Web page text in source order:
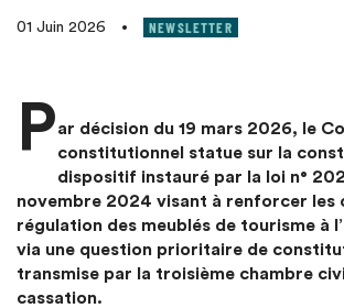
01 Juin 2026 • NEWSLETTER
Par décision du 19 mars 2026, le
constitutionnel statue sur la
dispositif instauré par la loi n°
novembre 2024 visant à renforcer les
régulation des meublés de tourisme à
via une question prioritaire de
transmise par la troisième chambre
cassation.